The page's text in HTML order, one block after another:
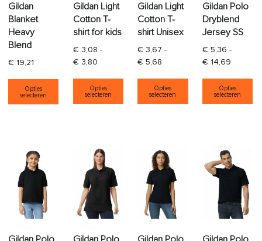
Gildan
Blanket
Heavy
Blend
€ 19,21
Opties
selecteren
Dit product heeft meerdere variaties. Deze optie
Gildan Light
Cotton T-
shirt for kids
€ 3,08 -
€ 3,80Prijsklasse: € 3,08 tot € 3,80
Opties
selecteren
Dit product heeft meerdere
Gildan Light
Cotton T-
shirt Unisex
€ 3,67 -
€ 5,68 Prijsklasse: € 3,67 tot €
Opties
selecteren
Dit product heeft
Gildan Polo
Dryblend
Jersey SS
€ 5,36 -
€ 14,69
Opties
selecteren